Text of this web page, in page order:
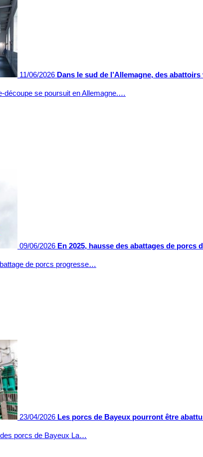
11/06/2026 Dans le sud de l’Allemagne, des abattoirs
découpe se poursuit en Allemagne.…
09/06/2026 En 2025, hausse des abattages de porcs
de porcs progresse…
23/04/2026 Les porcs de Bayeux pourront être
des porcs de Bayeux La…